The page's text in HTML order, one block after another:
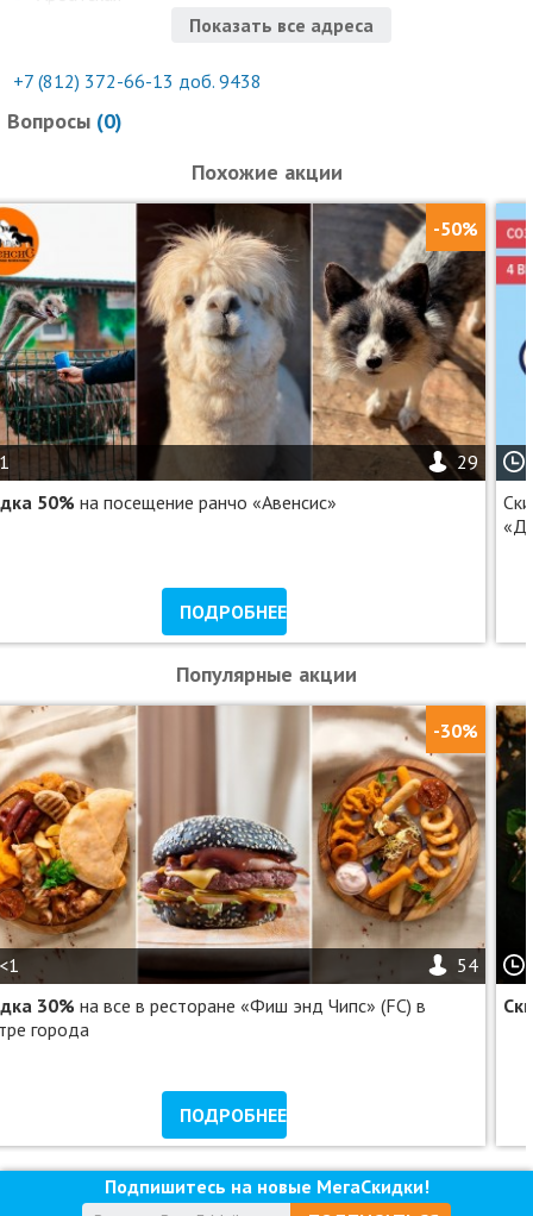
Показать все адреса
+7 (812) 372-66-13 доб. 9438
Вопросы (0)
Похожие акции
-50%
1
29
50% на посещение ранчо «Авенсис»
ПОДРОБНЕЕ
Популярные акции
-30%
<1
54
30% на все в ресторане «Фиш энд Чипс» (FC) в
города
ПОДРОБНЕЕ
Подпишитесь на новые МегаСкидки!